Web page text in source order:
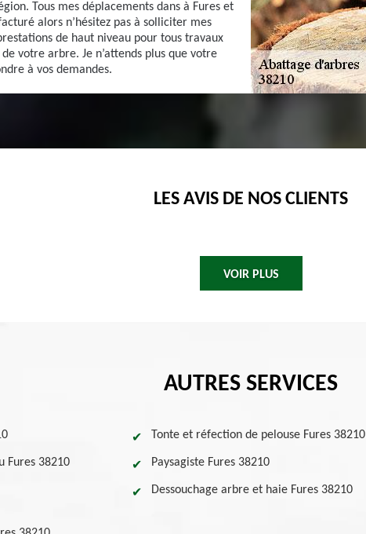
Tous mes déplacements dans à Fures et
alors n’hésitez pas à solliciter mes
de haut niveau pour tous travaux
votre arbre. Je n’attends plus que votre
à vos demandes.
LES AVIS DE NOS CLIENTS
VOIR PLUS
AUTRES SERVICES
Tonte et réfection de pelouse Fures 38210
Fures 38210 Paysagiste Fures 38210
Dessouchage arbre et haie Fures 38210